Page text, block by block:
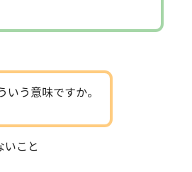
いう意味ですか。
いこと